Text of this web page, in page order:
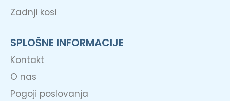
Zadnji kosi
SPLOŠNE INFORMACIJE
Kontakt
O nas
Pogoji poslovanja